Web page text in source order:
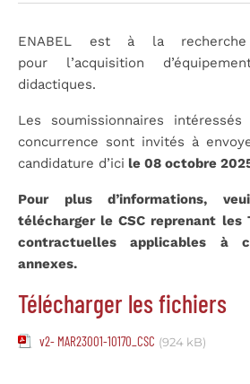
ENABEL est à la recherche
pour l’acquisition
didactiques.
Les soumissionnaires
concurrence sont invités à
candidature d’ici le 08 octobre
Pour plus d’informations,
télécharger le CSC reprenant les
contractuelles applicables à
annexes.
Télécharger les fichiers
v2- MAR23001-10170_CSC (924 kB)